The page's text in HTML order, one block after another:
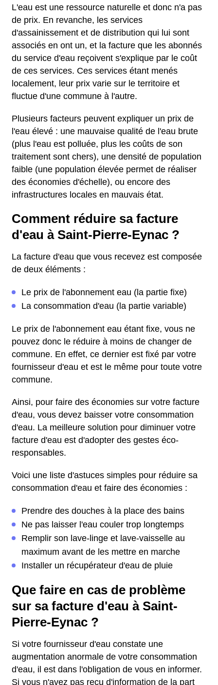
L'eau est une ressource naturelle et donc n'a pas
de prix. En revanche, les services
d'assainissement et de distribution qui lui sont
associés en ont un, et la facture que les abonnés
du service d'eau reçoivent s'explique par le coût
de ces services. Ces services étant menés
localement, leur prix varie sur le territoire et
fluctue d'une commune à l'autre.
Plusieurs facteurs peuvent expliquer un prix de
l'eau élevé : une mauvaise qualité de l'eau brute
(plus l'eau est polluée, plus les coûts de son
traitement sont chers), une densité de population
faible (une population élevée permet de réaliser
des économies d'échelle), ou encore des
infrastructures locales en mauvais état.
Comment réduire sa facture
d'eau à Saint-Pierre-Eynac ?
La facture d'eau que vous recevez est composée
de deux éléments :
Le prix de l'abonnement eau (la partie fixe)
La consommation d'eau (la partie variable)
Le prix de l'abonnement eau étant fixe, vous ne
pouvez donc le réduire à moins de changer de
commune. En effet, ce dernier est fixé par votre
fournisseur d'eau et est le même pour toute votre
commune.
Ainsi, pour faire des économies sur votre facture
d'eau, vous devez baisser votre consommation
d'eau. La meilleure solution pour diminuer votre
facture d'eau est d'adopter des gestes éco-
responsables.
Voici une liste d'astuces simples pour réduire sa
consommation d'eau et faire des économies :
Prendre des douches à la place des bains
Ne pas laisser l'eau couler trop longtemps
Remplir son lave-linge et lave-vaisselle au
maximum avant de les mettre en marche
Installer un récupérateur d'eau de pluie
Que faire en cas de problème
sur sa facture d'eau à Saint-
Pierre-Eynac ?
Si votre fournisseur d'eau constate une
augmentation anormale de votre consommation
d'eau, il est dans l'obligation de vous en informer.
Si vous n'avez pas reçu d'information de la part